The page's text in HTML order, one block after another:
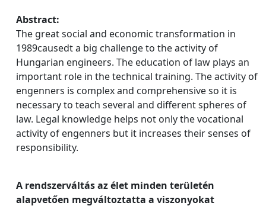
Abstract:
The great social and economic transformation in
1989causedt a big challenge to the activity of
Hungarian engineers. The education of law plays an
important role in the technical training. The activity of
engenners is complex and comprehensive so it is
necessary to teach several and different spheres of
law. Legal knowledge helps not only the vocational
activity of engenners but it increases their senses of
responsibility.
A rendszerváltás az élet minden területén
alapvetően megváltoztatta a viszonyokat